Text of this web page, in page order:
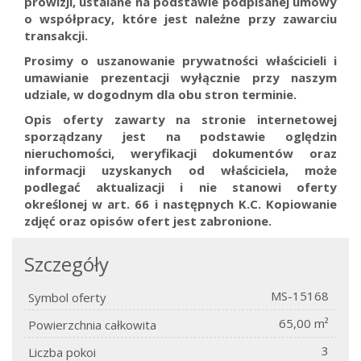
o współpracy, które jest należne przy zawarciu
transakcji.
Prosimy o uszanowanie prywatności właścicieli i
umawianie prezentacji wyłącznie przy naszym
udziale, w dogodnym dla obu stron terminie.
Opis oferty zawarty na stronie internetowej
sporządzany jest na podstawie oględzin
nieruchomości, weryfikacji dokumentów oraz
informacji uzyskanych od właściciela, może
podlegać aktualizacji i nie stanowi oferty
określonej w art. 66 i następnych K.C. Kopiowanie
zdjęć oraz opisów ofert jest zabronione.
Szczegóły
Symbol oferty
MS-15168
Powierzchnia całkowita
65,00 m²
Liczba pokoi
3